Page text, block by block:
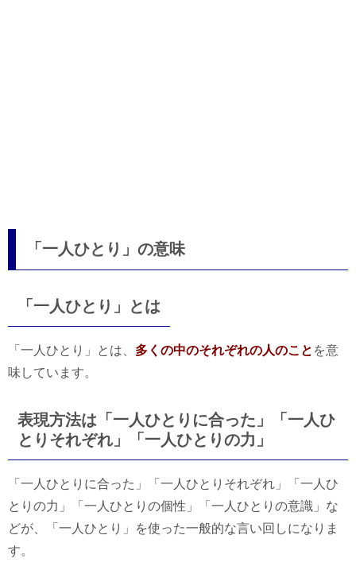
「一人ひとり」の意味
「一人ひとり」とは
「一人ひとり」とは、 多くの中のそれぞれの人のこと を意
味しています。
表現方法は「一人ひとりに合った」「一人ひ
とりそれぞれ」「一人ひとりの力」
「一人ひとりに合った」「一人ひとりそれぞれ」「一人ひ
とりの力」「一人ひとりの個性」「一人ひとりの意識」な
どが、「一人ひとり」を使った一般的な言い回しになりま
す。